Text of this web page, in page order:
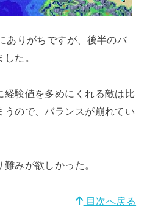
ありがちですが、後半のバ
た。
験値を多めにくれる敵は比
ので、バランスが崩れてい
みが欲しかった。
目次へ戻る